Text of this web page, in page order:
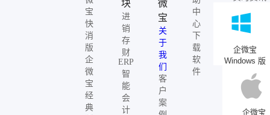
宝
快
消
版
企
微
宝
经
典
块
进
销
存
财
ERP
智
能
会
计
微
宝
关
于
我
们
客
户
案
中
心
下
载
软
件
企微宝
Windows 版
企微宝